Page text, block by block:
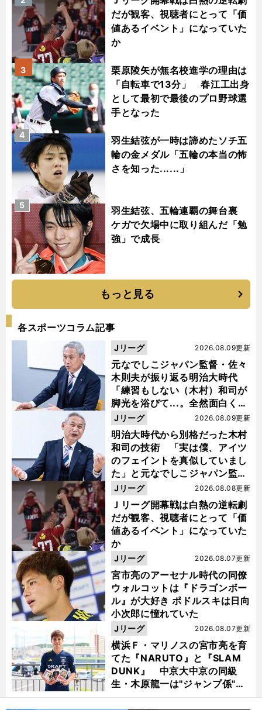
だが観客、視聴者にとって「価
値あるイベント」になっていた
か
栗原陵矢が無名校進学の理由は
「自転車で13分」 春江工出身
として最初で最後のプロ野球選
手となった
3
羽生結弦が一時は諦めたソチ五
輪の金メダル「五輪の本当の怖
さを知った......」
4
羽生結弦、五輪連覇の舞台裏
ケガで欠場中に取り組んだ「勉
強」で成長
5
もっと見る
各スポーツコラム記事
元なでしこジャパン監督・佐々
木則夫が振り返る明治大時代
「練習もしない（木村）和司が
脚光を浴びて...。全然面白くな
い４年間でした」
2026.08.09更新
Jリーグ
明治大時代から別格だった木村
和司の技術 「実は僕、アイツ
のフェイントを真似していまし
た」と元なでしこジャパン監
督・佐々木則夫
2026.08.09更新
Jリーグ
Ｊリーグ開幕戦は白熱の逆転劇
だが観客、視聴者にとって「価
値あるイベント」になっていた
か
2026.08.08更新
Jリーグ
宮市亮のアーセナル時代の同僚
ウォルコットは『ドラゴンボー
ル』が大好き ポドルスキは日向
小次郎に憧れていた
2026.08.07更新
Jリーグ
横浜Ｆ・マリノスの宮市亮を育
てた『NARUTO』と『SLAM
DUNK』 中京大中京の同級
生・木原龍一は"ジャンプ係"だ
った
2026.08.07更新
Jリーグ